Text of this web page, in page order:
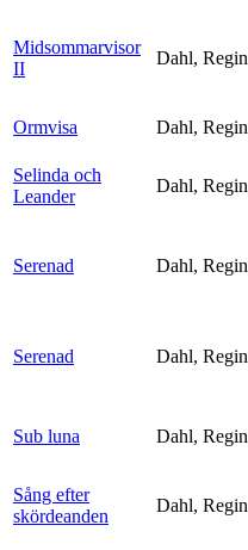
Midsommarvisor
II
Dahl, Regin
Ormvisa Dahl, Regin
Selinda och
Leander
Dahl, Regin
Serenad Dahl, Regin
Serenad Dahl, Regin
Sub luna Dahl, Regin
Sång efter
skördeanden
Dahl, Regin